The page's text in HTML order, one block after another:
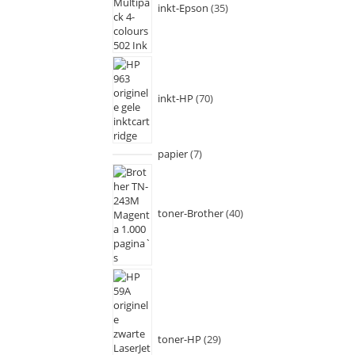
inkt-Epson 35
inkt-HP 70
papier 7
toner-Brother 40
toner-HP 29